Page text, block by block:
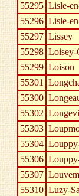
55295 Lisle-
55296 Lisle-
55297 Lissey
55298 Loisey-
55299 Loison
55301
55300
55302
55303
55304
55306
55307
55310 Luzy-